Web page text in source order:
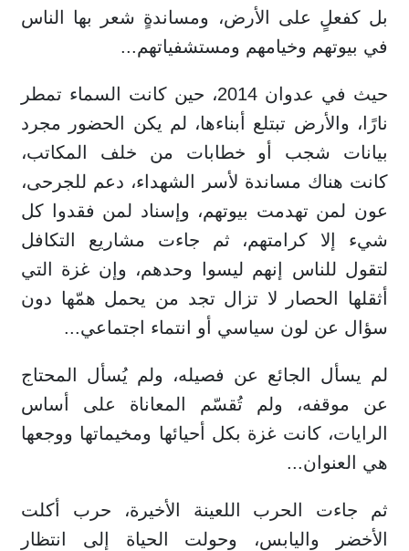
بل كفعلٍ على الأرض، ومساندةٍ شعر بها الناس
في بيوتهم وخيامهم ومستشفياتهم...
حيث في عدوان 2014، حين كانت السماء تمطر
نارًا، والأرض تبتلع أبناءها، لم يكن الحضور مجرد
بيانات شجب أو خطابات من خلف المكاتب،
كانت هناك مساندة لأسر الشهداء، دعم للجرحى،
عون لمن تهدمت بيوتهم، وإسناد لمن فقدوا كل
شيء إلا كرامتهم، ثم جاءت مشاريع التكافل
لتقول للناس إنهم ليسوا وحدهم، وإن غزة التي
أثقلها الحصار لا تزال تجد من يحمل همّها دون
سؤال عن لون سياسي أو انتماء اجتماعي...
لم يسأل الجائع عن فصيله، ولم يُسأل المحتاج
عن موقفه، ولم تُقسّم المعاناة على أساس
الرايات، كانت غزة بكل أحيائها ومخيماتها ووجعها
هي العنوان...
ثم جاءت الحرب اللعينة الأخيرة، حرب أكلت
الأخضر واليابس، وحولت الحياة إلى انتظار